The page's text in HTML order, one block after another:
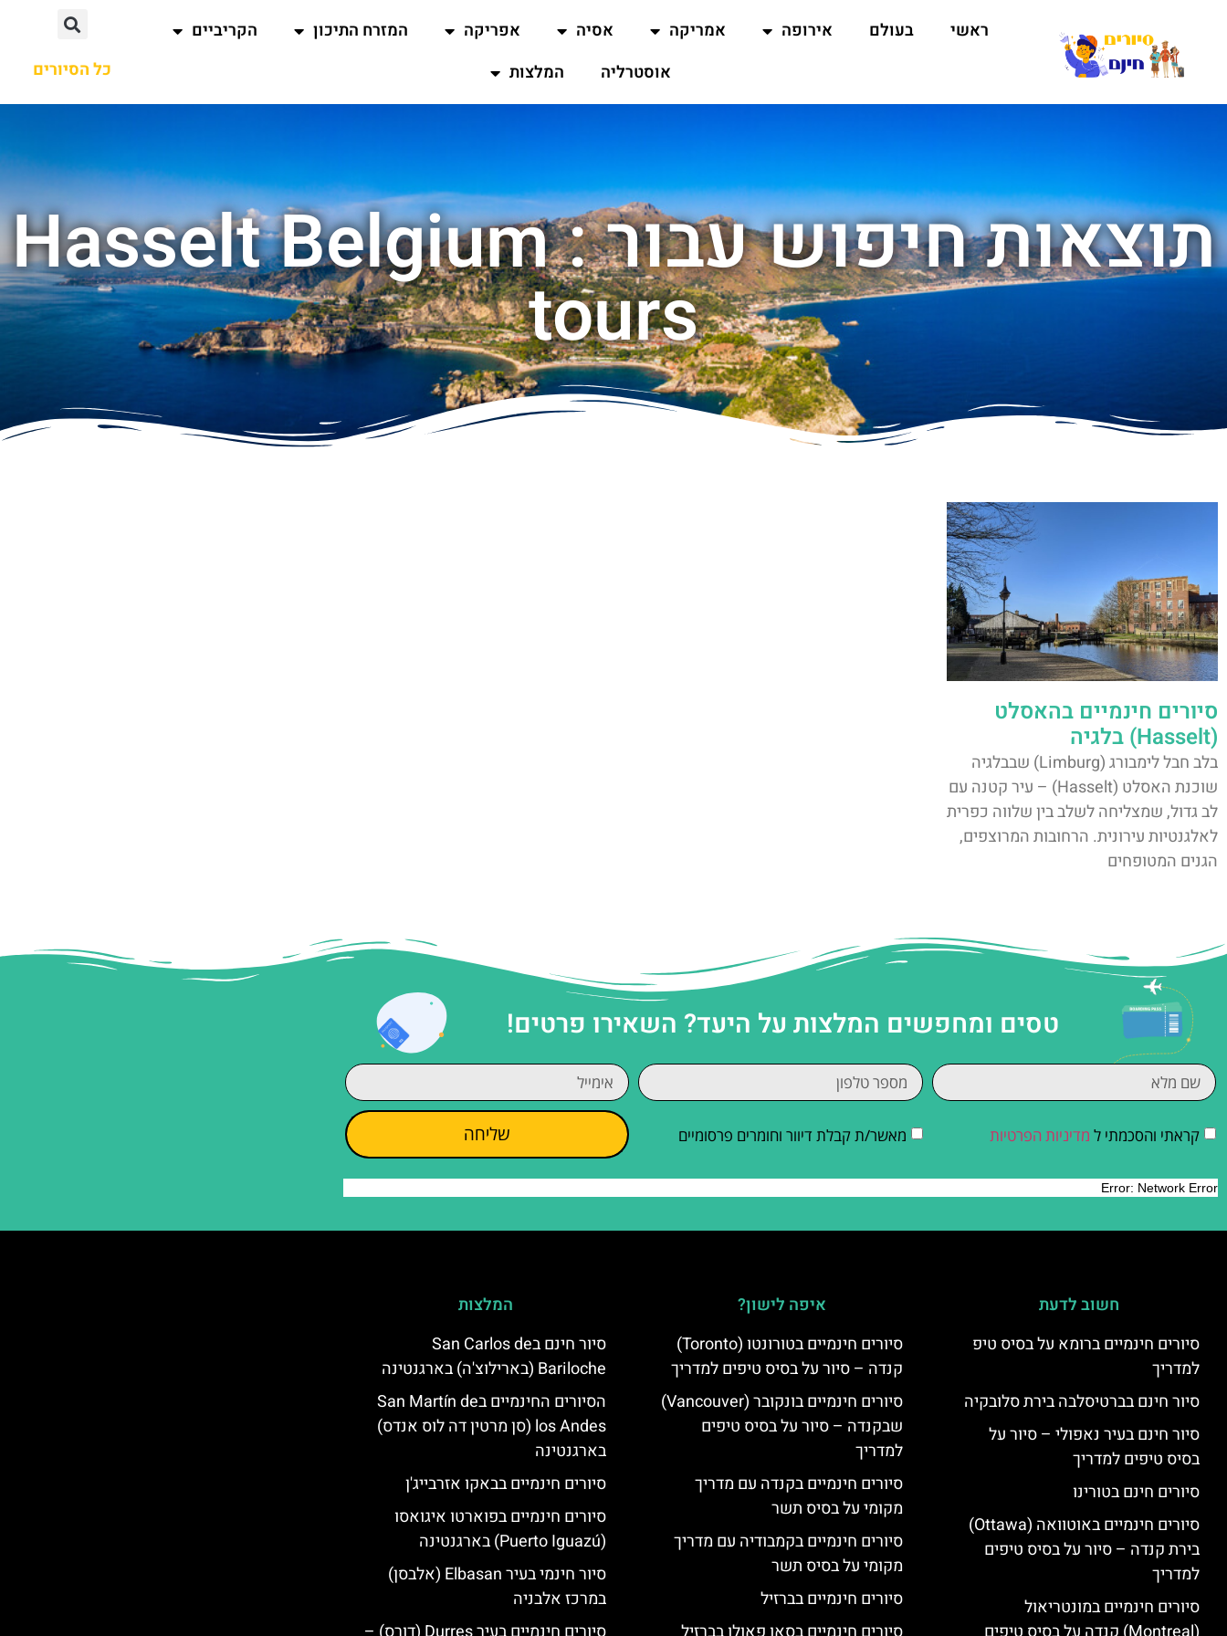
ראשי בעולם אירופה אמריקה אסיה אפריקה המזרח התיכון
הקריביים
אוסטרליה
המלצות כל הסיורים
תוצאות חיפוש עבור : Hasselt Belgium
tours
סיורים חינמיים בהאסלט
(Hasselt) בלגיה
בלב חבל לימבורג (Limburg) שבבלגיה
שוכנת האסלט (Hasselt) – עיר קטנה עם
לב גדול, שמצליחה לשלב בין שלווה כפרית
לאלגנטיות עירונית. הרחובות המרוצפים,
הגנים המטופחים
טסים ומחפשים המלצות על היעד? השאירו פרטים!
קראתי והסכמתי ל מדיניות הפרטיות מאשר/ת קבלת דיוור וחומרים פרסומיים שליחה
חשוב לדעת
סיורים חינמיים ברומא על בסיס טיפ
למדריך
סיור חינם בברטיסלבה בירת סלובקיה
סיור חינם בעיר נאפולי – סיור על
בסיס טיפים למדריך
סיורים חינם בטורינו
סיורים חינמיים באוטוואה (Ottawa)
בירת קנדה – סיור על בסיס טיפים
למדריך
סיורים חינמיים במונטריאול
איפה לישון?
סיורים חינמיים בטורונטו (Toronto)
קנדה – סיור על בסיס טיפים למדריך
סיורים חינמיים בונקובר (Vancouver)
שבקנדה – סיור על בסיס טיפים
למדריך
סיורים חינמיים בקנדה עם מדריך
מקומי על בסיס תשר
סיורים חינמיים בקמבודיה עם מדריך
מקומי על בסיס תשר
סיורים חינמיים בברזיל
המלצות
סיור חינם בSan Carlos de
Bariloche (בארילוצ'ה) בארגנטינה
הסיורים החינמיים בSan Martín de
los Andes (סן מרטין דה לוס אנדס)
בארגנטינה
סיורים חינמיים בבאקו אזרבייג'ן
סיורים חינמיים בפוארטו איגואסו
(Puerto Iguazú) בארגנטינה
סיור חינמי בעיר Elbasan (אלבסן)
במרכז אלבניה